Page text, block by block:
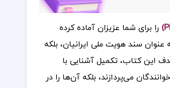
را برای شما عزیزان آماده کرده
سند هویت ملی ایرانیان، بلکه
این کتاب، تکمیل آشنایی با
می‌پردازند، بلکه آن‌ها را در